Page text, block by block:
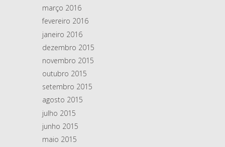
março 2016
fevereiro 2016
janeiro 2016
dezembro 2015
novembro 2015
outubro 2015
setembro 2015
agosto 2015
julho 2015
junho 2015
maio 2015